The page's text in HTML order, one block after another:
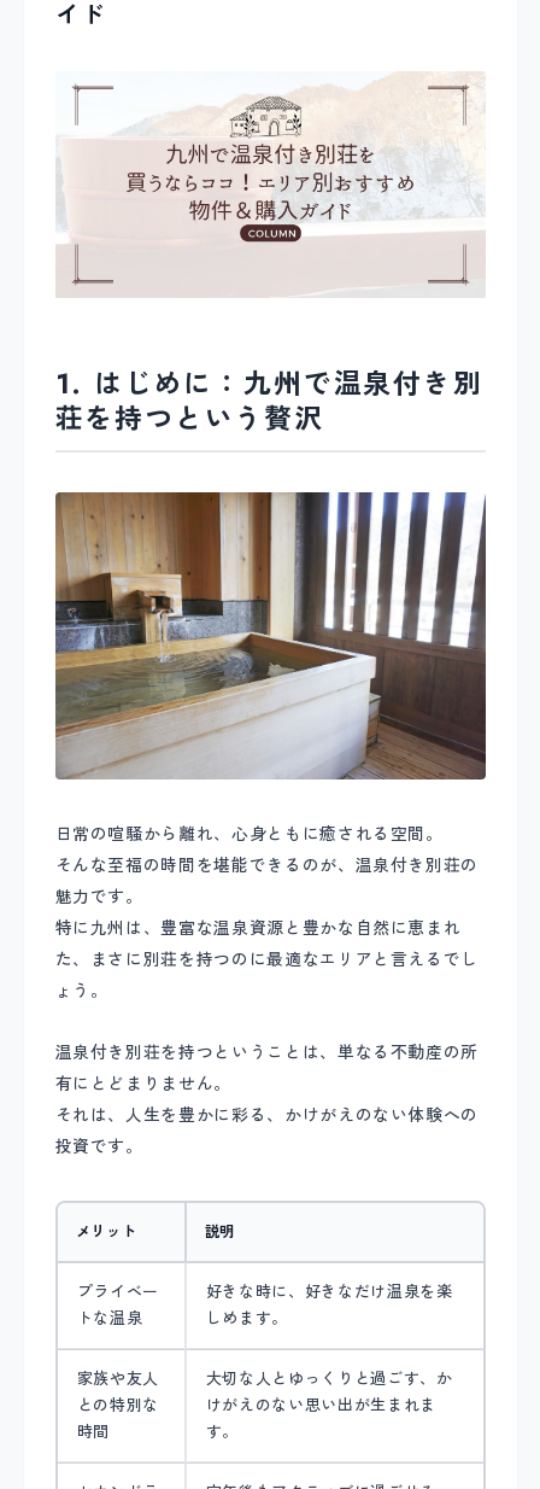
イド
1. はじめに：九州で温泉付き別
荘を持つという贅沢
日常の喧騒から離れ、心身ともに癒される空間。
そんな至福の時間を堪能できるのが、温泉付き別荘の
魅力です。
特に九州は、豊富な温泉資源と豊かな自然に恵まれ
た、まさに別荘を持つのに最適なエリアと言えるでし
ょう。
温泉付き別荘を持つということは、単なる不動産の所
有にとどまりません。
それは、人生を豊かに彩る、かけがえのない体験への
投資です。
メリット 説明
プライベー
トな温泉
好きな時に、好きなだけ温泉を楽
しめます。
家族や友人
との特別な
時間
大切な人とゆっくりと過ごす、か
けがえのない思い出が生まれま
す。